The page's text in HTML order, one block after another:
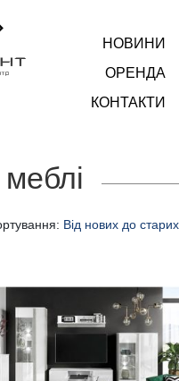
НОВИНИ
ОРЕНДА
КОНТАКТИ
Від нових до старих